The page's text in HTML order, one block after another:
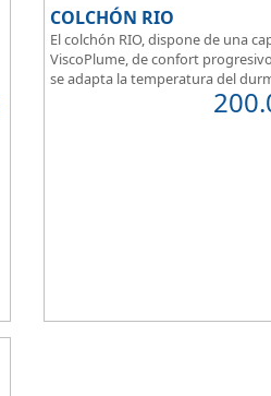
COLCHÓN RIO
El colchón RIO, dispone de una
ViscoPlume, de confort
se adapta la temperatura del
por la otra cara del colchón,
capa de confort Cotton, algodón